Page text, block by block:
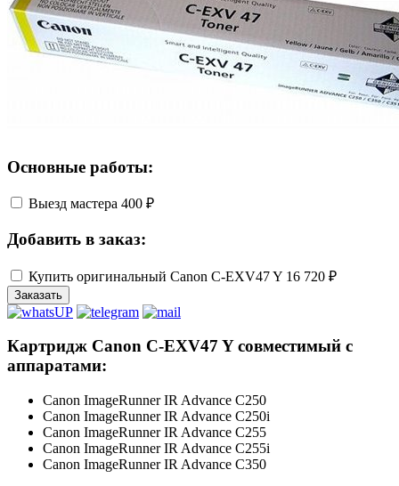
Основные работы:
Выезд мастера 400 ₽
Добавить в заказ:
Купить оригинальный Canon C-EXV47 Y 16 720 ₽
Заказать
Картридж Canon C-EXV47 Y совместимый с
аппаратами:
Canon ImageRunner IR Advance C250
Canon ImageRunner IR Advance C250i
Canon ImageRunner IR Advance C255
Canon ImageRunner IR Advance C255i
Canon ImageRunner IR Advance C350